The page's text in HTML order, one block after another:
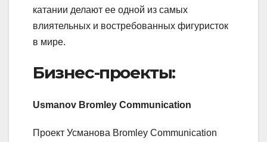
катании делают ее одной из самых
влиятельных и востребованных фигуристок
в мире.
Бизнес-проекты:
Usmanov Bromley Communication
Проект Усманова Bromley Communication